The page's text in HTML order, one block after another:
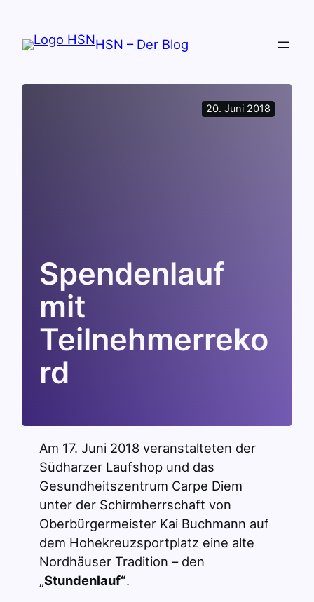
Inhalt
springen
HSN – Der Blog
20. Juni 2018
Spendenlauf
mit
Teilnehmerreko
rd
Am 17. Juni 2018 veranstalteten der
Südharzer Laufshop und das
Gesundheitszentrum Carpe Diem
unter der Schirmherrschaft von
Oberbürgermeister Kai Buchmann auf
dem Hohekreuzsportplatz eine alte
Nordhäuser Tradition – den
„Stundenlauf“.